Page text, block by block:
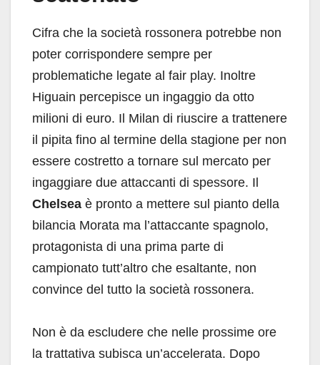
Cifra che la società rossonera potrebbe non
poter corrispondere sempre per
problematiche legate al fair play. Inoltre
Higuain percepisce un ingaggio da otto
milioni di euro. Il Milan di riuscire a trattenere
il pipita fino al termine della stagione per non
essere costretto a tornare sul mercato per
ingaggiare due attaccanti di spessore. Il
Chelsea è pronto a mettere sul pianto della
bilancia Morata ma l’attaccante spagnolo,
protagonista di una prima parte di
campionato tutt’altro che esaltante, non
convince del tutto la società rossonera.
Non è da escludere che nelle prossime ore
la trattativa subisca un’accelerata. Dopo